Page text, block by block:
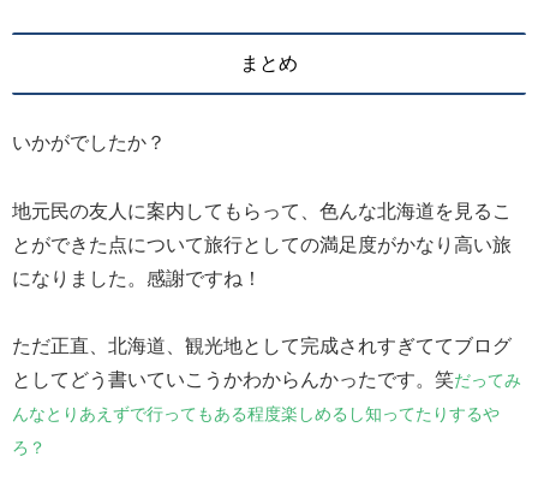
まとめ
いかがでしたか？
地元民の友人に案内してもらって、色んな北海道を見るこ
とができた点について旅行としての満足度がかなり高い旅
になりました。感謝ですね！
ただ正直、北海道、観光地として完成されすぎててブログ
としてどう書いていこうかわからんかったです。笑だってみ
んなとりあえずで行ってもある程度楽しめるし知ってたりするや
ろ？